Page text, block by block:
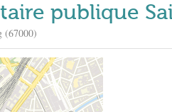
publique
(67000)